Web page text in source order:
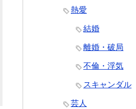
熱愛
結婚
離婚・破局
不倫・浮気
スキャンダル
芸人